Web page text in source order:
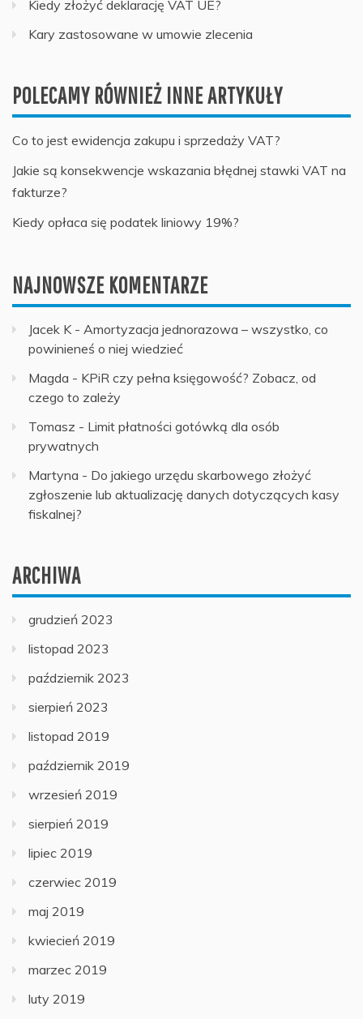
Kiedy złożyć deklarację VAT UE?
Kary zastosowane w umowie zlecenia
POLECAMY RÓWNIEŻ INNE ARTYKUŁY
Co to jest ewidencja zakupu i sprzedaży VAT?
Jakie są konsekwencje wskazania błędnej stawki VAT na
fakturze?
Kiedy opłaca się podatek liniowy 19%?
NAJNOWSZE KOMENTARZE
Jacek K- Amortyzacja jednorazowa – wszystko, co
powinieneś o niej wiedzieć
Magda - KPiR czy pełna księgowość? Zobacz, od
czego to zależy
Tomasz - Limit płatności gotówką dla osób
prywatnych
Martyna - Do jakiego urzędu skarbowego złożyć
zgłoszenie lub aktualizację danych dotyczących kasy
fiskalnej?
ARCHIWA
grudzień 2023
listopad 2023
październik 2023
sierpień 2023
listopad 2019
październik 2019
wrzesień 2019
sierpień 2019
lipiec 2019
czerwiec 2019
maj 2019
kwiecień 2019
marzec 2019
luty 2019